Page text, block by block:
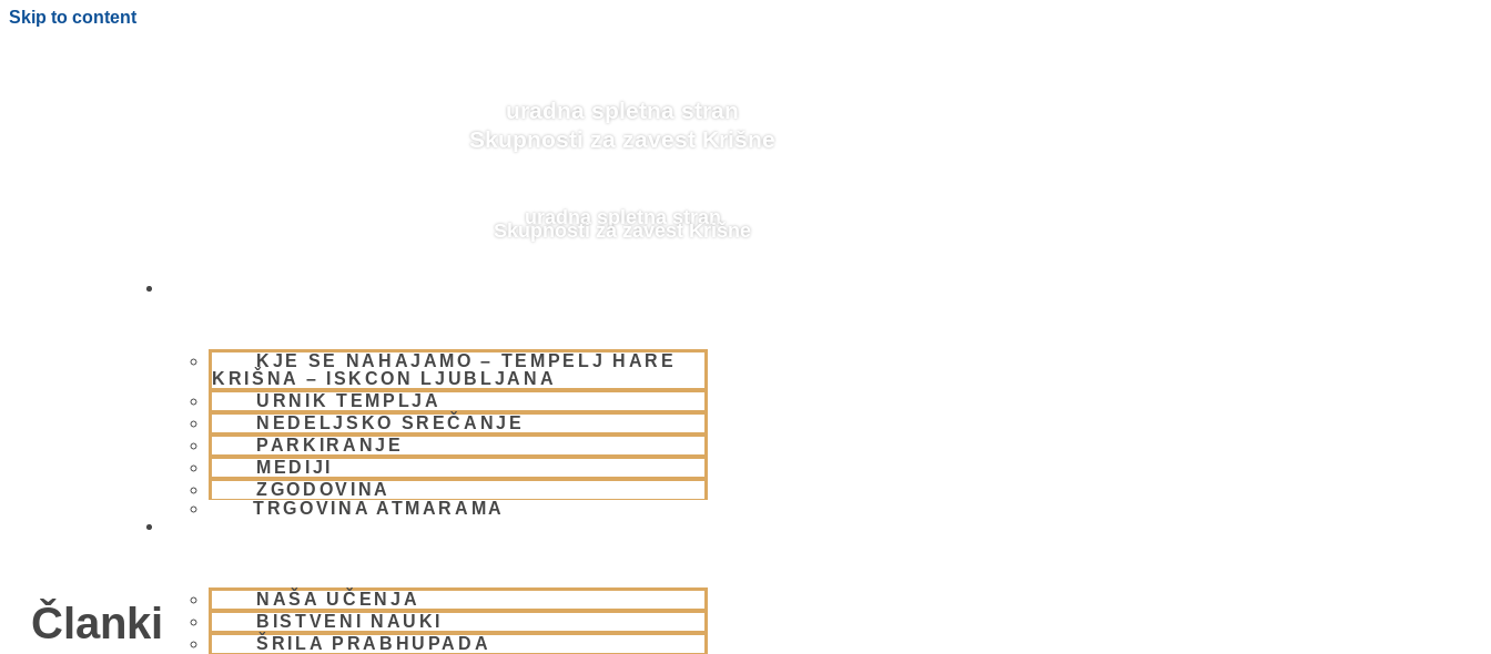
Skip to content
uradna spletna stran
Skupnosti za zavest Krišne
uradna spletna stran
Skupnosti za zavest Krišne
KJE SE NAHAJAMO – TEMPELJ HARE
KRIŠNA – ISKCON LJUBLJANA
URNIK TEMPLJA
NEDELJSKO SREČANJE
PARKIRANJE
MEDIJI
ZGODOVINA
TRGOVINA ATMARAMA
NAŠA UČENJA
BISTVENI NAUKI
ŠRILA PRABHUPADA
Članki